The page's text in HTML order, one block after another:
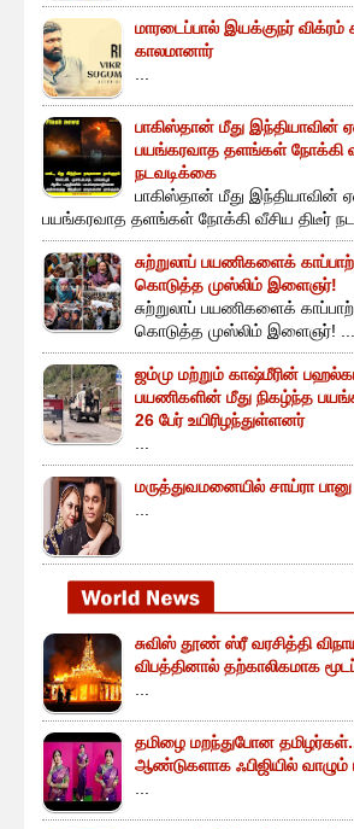
மாரடைப்பால் இயக்குநர் விக்ரம்
காலமானார்
பாகிஸ்தான் மீது இந்தியாவின்
பயங்கரவாத தளங்கள் நோக்கி
நடவடிக்கை
பாகிஸ்தான் மீது இந்தியாவின்
பயங்கரவாத தளங்கள் நோக்கி வீசிய திடீர்
சுற்றுலாப் பயணிகளைக்
கொடுத்த முஸ்லிம் இளைஞர்!
சுற்றுலாப் பயணிகளைக்
கொடுத்த முஸ்லிம் இளைஞர்! ...
ஜம்மு மற்றும் காஷ்மீரின்
பயணிகளின் மீது நிகழ்ந்த
26 பேர் உயிரிழந்துள்ளனர்
மருத்துவமனையில் சாய்ரா பானு
சுவிஸ் தூண் ஸ்ரீ வரசித்தி
விபத்தினால் தற்காலிகமாக
தமிழை மறந்துபோன
ஆண்டுகளாக ஃபிஜியில்